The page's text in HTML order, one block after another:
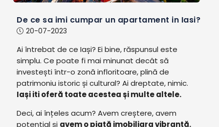
De ce sa imi cumpar un apartament in Iasi?
20-07-2023
Ai întrebat de ce Iași? Ei bine, răspunsul este
simplu. Ce poate fi mai minunat decât să
investești într-o zonă infloritoare, plină de
patrimoniu istoric și cultural? Ai dreptate, nimic.
Iași iti oferă toate acestea și multe altele.
Deci, ai înțeles acum? Avem creștere, avem
potențial și avem o piață imobiliara vibrantă.